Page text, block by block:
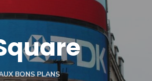
BONS PLANS